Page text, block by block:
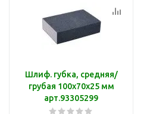
Шлиф. губка, средняя/
грубая 100х70х25 мм
арт.93305299